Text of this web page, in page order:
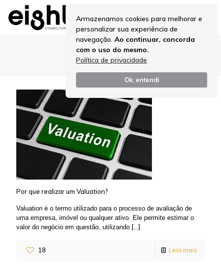
Armazenamos cookies para melhorar e
personalizar sua experiência de
navegação. Ao continuar, concorda
com o uso do mesmo.
Política de privacidade
Ok, entendi
valuation startup
Por que realizar um Valuation?
Valuation é o termo utilizado para o processo de avaliação de
uma empresa, imóvel ou qualquer ativo. Ele permite estimar o
valor do negócio em questão, utilizando […]
18 Leia mais